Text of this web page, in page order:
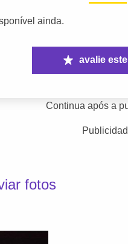
ainda.
avalie
Continua após a
fotos